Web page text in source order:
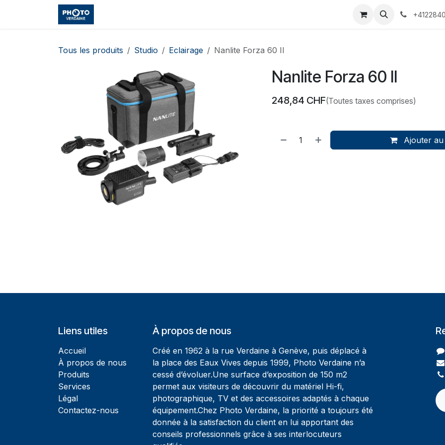
Se rendre au contenu
Événements Services
Tous les produits Studio Eclairage Nanlite Forza 60 II
Nanlite Forza 60 II
248,84 CHF(Toutes taxes comprises)
Ajouter
Liens utiles
Accueil
À propos de nous
Produits
Services
Légal
Contactez-nous
À propos de nous
Créé en 1962 à la rue Verdaine à Genève, puis déplacé à
la place des Eaux Vives depuis 1999, Photo Verdaine n’a
cessé d’évoluer.Une surface d’exposition de 150 m2
permet aux visiteurs de découvrir du matériel Hi-fi,
photographique, TV et des accessoires adaptés à chaque
équipement.Chez Photo Verdaine, la priorité a toujours été
donnée à la satisfaction du client en lui apportant des
conseils professionnels grâce à ses interlocuteurs